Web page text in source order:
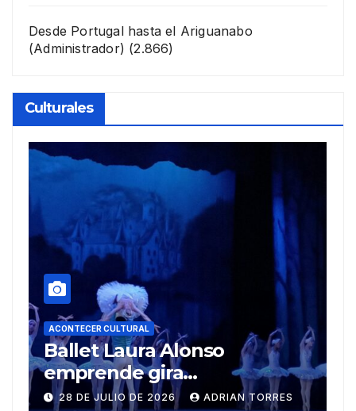
Desde Portugal hasta el Ariguanabo
(Administrador) (2.866)
Culturales
ACONTECER CULTURAL
Muñecos y monotipia
9 DE JULIO DE 2026 MEYLIN PÉREZ